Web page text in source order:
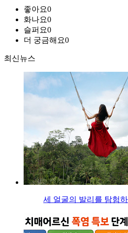
좋아요0
화나요0
슬퍼요0
더 궁금해요0
최신뉴스
세 얼굴의 발리를 탐험